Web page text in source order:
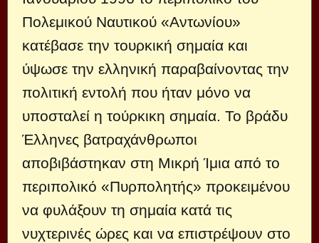
Πολεμικού Ναυτικού «Αντωνίου»
κατέβασε την τουρκική σημαία και
ύψωσε την ελληνική παραβαίνοντας την
πολιτική εντολή που ήταν μόνο να
υποσταλεί η τούρκικη σημαία. Το βράδυ
Έλληνες βατραχάνθρωποι
αποβιβάστηκαν στη Μικρή Ίμια από το
περιπολικό «Πυρπολητής» προκειμένου
να φυλάξουν τη σημαία κατά τις
νυχτερινές ώρες και να επιστρέψουν στο